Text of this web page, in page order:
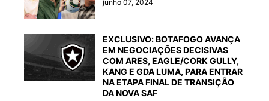
junho 07, 2024
EXCLUSIVO: BOTAFOGO AVANÇA
EM NEGOCIAÇÕES DECISIVAS
COM ARES, EAGLE/CORK GULLY,
KANG E GDA LUMA, PARA ENTRAR
NA ETAPA FINAL DE TRANSIÇÃO
DA NOVA SAF